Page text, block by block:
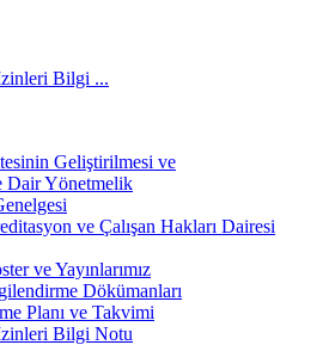
Bilgi ...
Geliştirilmesi ve
Dair Yönetmelik
ve Çalışan Hakları Dairesi
ve Yayınlarımız
Dökümanları
Planı ve Takvimi
Bilgi Notu